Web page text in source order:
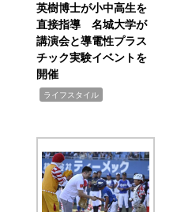
英樹博士が小中高生を
直接指導 名城大学が
講演会と導電性プラス
チック実験イベントを
開催
ライフスタイル